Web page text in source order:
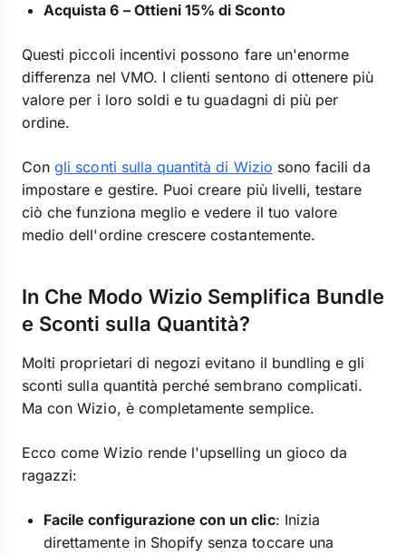
Acquista 6 – Ottieni 15% di Sconto
Questi piccoli incentivi possono fare un'enorme
differenza nel VMO. I clienti sentono di ottenere più
valore per i loro soldi e tu guadagni di più per
ordine.
Congli sconti sulla quantità di Wizio sono facili da
impostare e gestire. Puoi creare più livelli, testare
ciò che funziona meglio e vedere il tuo valore
medio dell'ordine crescere costantemente.
In Che Modo Wizio Semplifica Bundle
e Sconti sulla Quantità?
Molti proprietari di negozi evitano il bundling e gli
sconti sulla quantità perché sembrano complicati.
Ma con Wizio, è completamente semplice.
Ecco come Wizio rende l'upselling un gioco da
ragazzi:
Facile configurazione con un clic: Inizia
direttamente in Shopify senza toccare una